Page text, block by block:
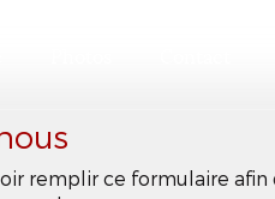
remplir ce formulaire afin